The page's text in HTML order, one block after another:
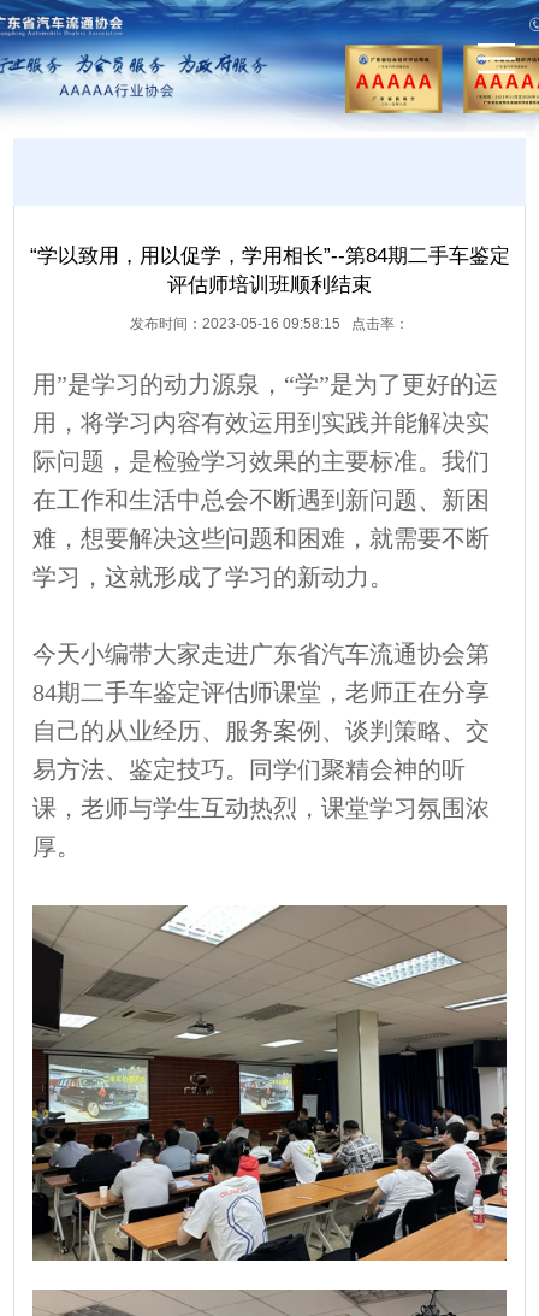
“学以致用，用以促学，学用相长”--第84期二手车鉴定
评估师培训班顺利结束
发布时间：2023-05-16 09:58:15 点击率：
用”是学习的动力源泉，“学”是为了更好的运
用，将学习内容有效运用到实践并能解决实
际问题，是检验学习效果的主要标准。我们
在工作和生活中总会不断遇到新问题、新困
难，想要解决这些问题和困难，就需要不断
学习，这就形成了学习的新动力。
今天小编带大家走进广东省汽车流通协会第
84期二手车鉴定评估师课堂，老师正在分享
自己的从业经历、服务案例、谈判策略、交
易方法、鉴定技巧。同学们聚精会神的听
课，老师与学生互动热烈，课堂学习氛围浓
厚。